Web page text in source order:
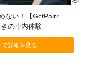
ない！【GetPairr
の車内体験
で詳細を見る